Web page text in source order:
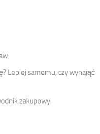
Lepiej samemu, czy wynająć
zakupowy